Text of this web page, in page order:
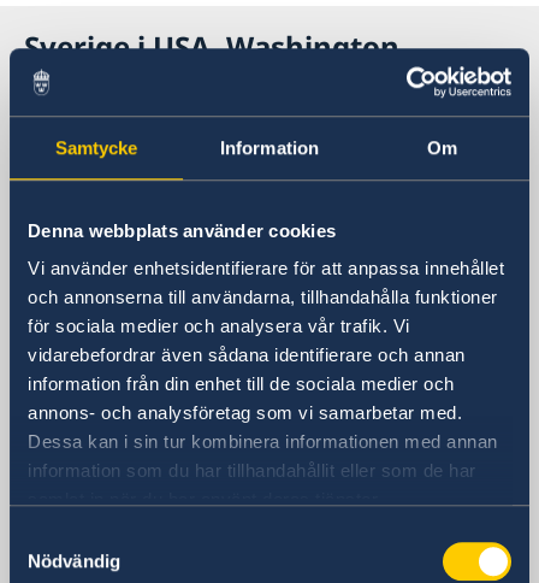
Samtycke Information Om
Denna webbplats använder cookies
Vi använder enhetsidentifierare för att anpassa innehållet
och annonserna till användarna, tillhandahålla funktioner
för sociala medier och analysera vår trafik. Vi
vidarebefordrar även sådana identifierare och annan
information från din enhet till de sociala medier och
annons- och analysföretag som vi samarbetar med.
Dessa kan i sin tur kombinera informationen med annan
information som du har tillhandahållit eller som de har
Nödvändig
Sverige i USA, Washington
Sveriges ambassad
Besöksadress
2900 K Street, N.W.
Washington, DC 20007
Postadress
Embassy of Sweden
2900 K Street, N.W.
Washington, DC 20007
USA
Telefonnummer
+1 202 467 2600
Fax
E-postadress